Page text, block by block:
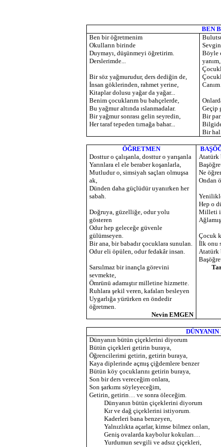
BEN
Ben bir öğretmenim
Okulların birinde
Duymayı, düşünmeyi öğretirim.
Derslerimde...
Bir söz yağmurudur, ders dediğin de,
İnsan göklerinden, rahmet yerine,
Kitaplar dolusu yağar da yağar...
Benim çocuklarım bu bahçelerde,
Bu yağmur altında ıslanmadalar.
Bir yağmur sonrası gelin seyredin,
Her taraf tepeden tırnağa bahar...
Böyle
yanım,
Geçip
Bir
Bir hal
ÖĞRETMEN
Dosttur o çalışanla, dosttur o yarışanla
Yarınlara el ele beraber koşanlarla,
Mutludur o, simsiyah saçları olmuşsa
ak,
Dünden daha güçlüdür uyanırken her
sabah.
Doğruya, güzelliğe, odur yolu
gösteren
Odur hep geleceğe güvenle
gülümseyen.
Bir ana, bir babadır çocuklara sunulan.
Odur eli öpülen, odur fedakâr insan.
Sarsılmaz bir inançla görevini
sevmekte,
Ömrünü adamıştır milletine hizmette.
Ruhlara şekil veren, kafaları besleyen
Uygarlığa yürürken en öndedir
öğretmen.
Nevin EMGEN
Atatürk
Ne
Ondan
Hep o
Milleti
Çocuk
İlk onu
Atatürk
Dünyanın bütün çiçeklerini diyorum
Bütün çiçekleri getirin buraya,
Öğrencilerimi getirin, getirin buraya,
Kaya diplerinde açmış çiğdemlere benzer
Bütün köy çocuklarını getirin buraya,
Son bir ders vereceğim onlara,
Son şarkımı söyleyeceğim,
Getirin, getirin… ve sonra öleceğim.
Dünyanın bütün çiçeklerini diyorum
Kır ve dağ çiçeklerini istiyorum.
Kaderleri bana benzeyen,
Yalnızlıkta açarlar, kimse bilmez onları,
Geniş ovalarda kaybolur kokuları…
Yurdumun sevgili ve adsız çiçekleri,